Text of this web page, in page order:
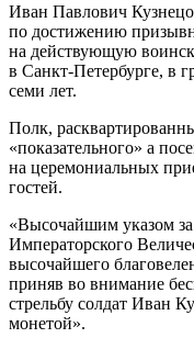
Иван Павлович
по достижению
на действующую
в Санкт-Петербурге, в
семи лет.
Полк,
«показательного» а
на церемониальных
гостей.
«Высочайшим указом
Императорского
высочайшего
приняв во внимание
стрельбу солдат Иван
монетой».